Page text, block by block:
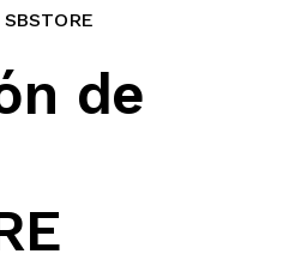
de